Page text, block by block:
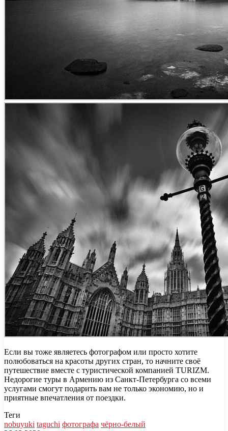
Если вы тоже являетесь фотографом или просто хотите
полюбоваться на красоты других стран, то начните своё
путешествие вместе с туристической компанией TURIZM.
Недорогие туры в Армению из Санкт-Петербурга со всеми
услугами смогут подарить вам не только экономию, но и
приятные впечатления от поездки.
Теги
nobuyuki taguchi фотографа чёрно-белый